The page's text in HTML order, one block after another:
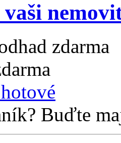
zdarma
Buďte